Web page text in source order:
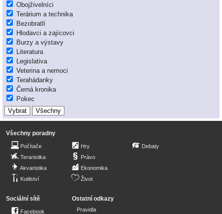
Obojživelníci
Terárium a technika
Bezobratlí
Hlodavci a zajícovci
Burzy a výstavy
Literatura
Legislativa
Veterina a nemoci
Terahádanky
Černá kronika
Pokec
Všechny poradny
Počítače
Teraristika
Akvaristika
Kutilství
Hry
Právo
Ekonomika
Život
Debaty
Sociální sítě
Facebook
Ostatní odkazy
Pravidla